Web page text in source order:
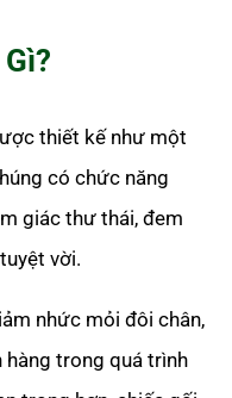
thiết kế như một
có chức năng
giác thư thái, đem
vời.
nhức mỏi đôi chân,
hàng trong quá trình